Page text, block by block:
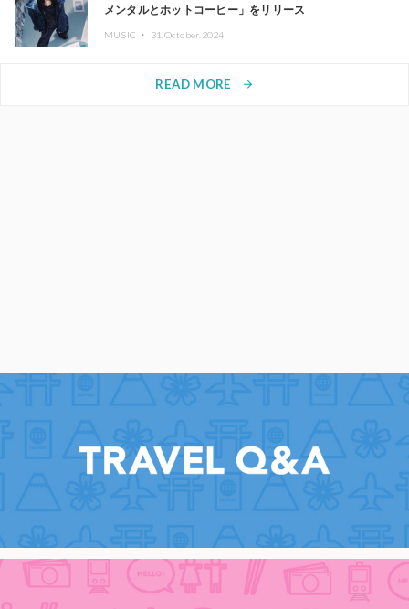
メンタルとホットコーヒー」をリリース
MUSIC ・ 31.October.2024
READ MORE arrow_forward